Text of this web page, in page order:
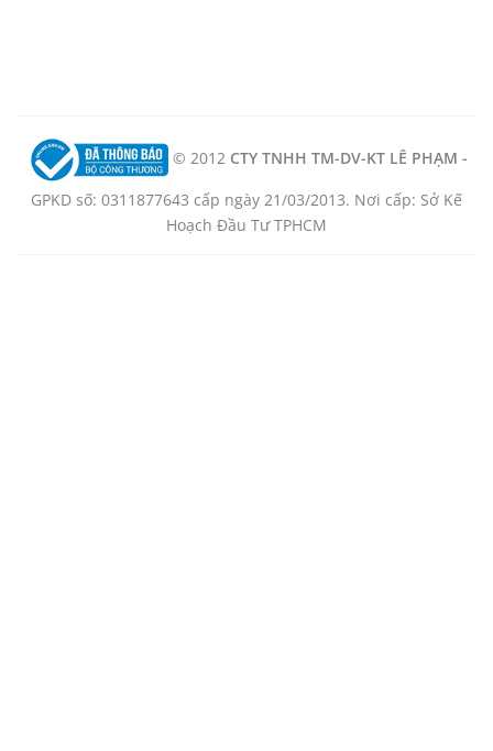
© 2012 CTY TNHH TM-DV-KT LÊ PHẠM -
GPKD số: 0311877643 cấp ngày 21/03/2013. Nơi cấp: Sở Kế
Hoạch Đầu Tư TPHCM